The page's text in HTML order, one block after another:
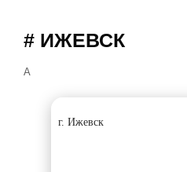
# ИЖЕВСК
А
г. Ижевск